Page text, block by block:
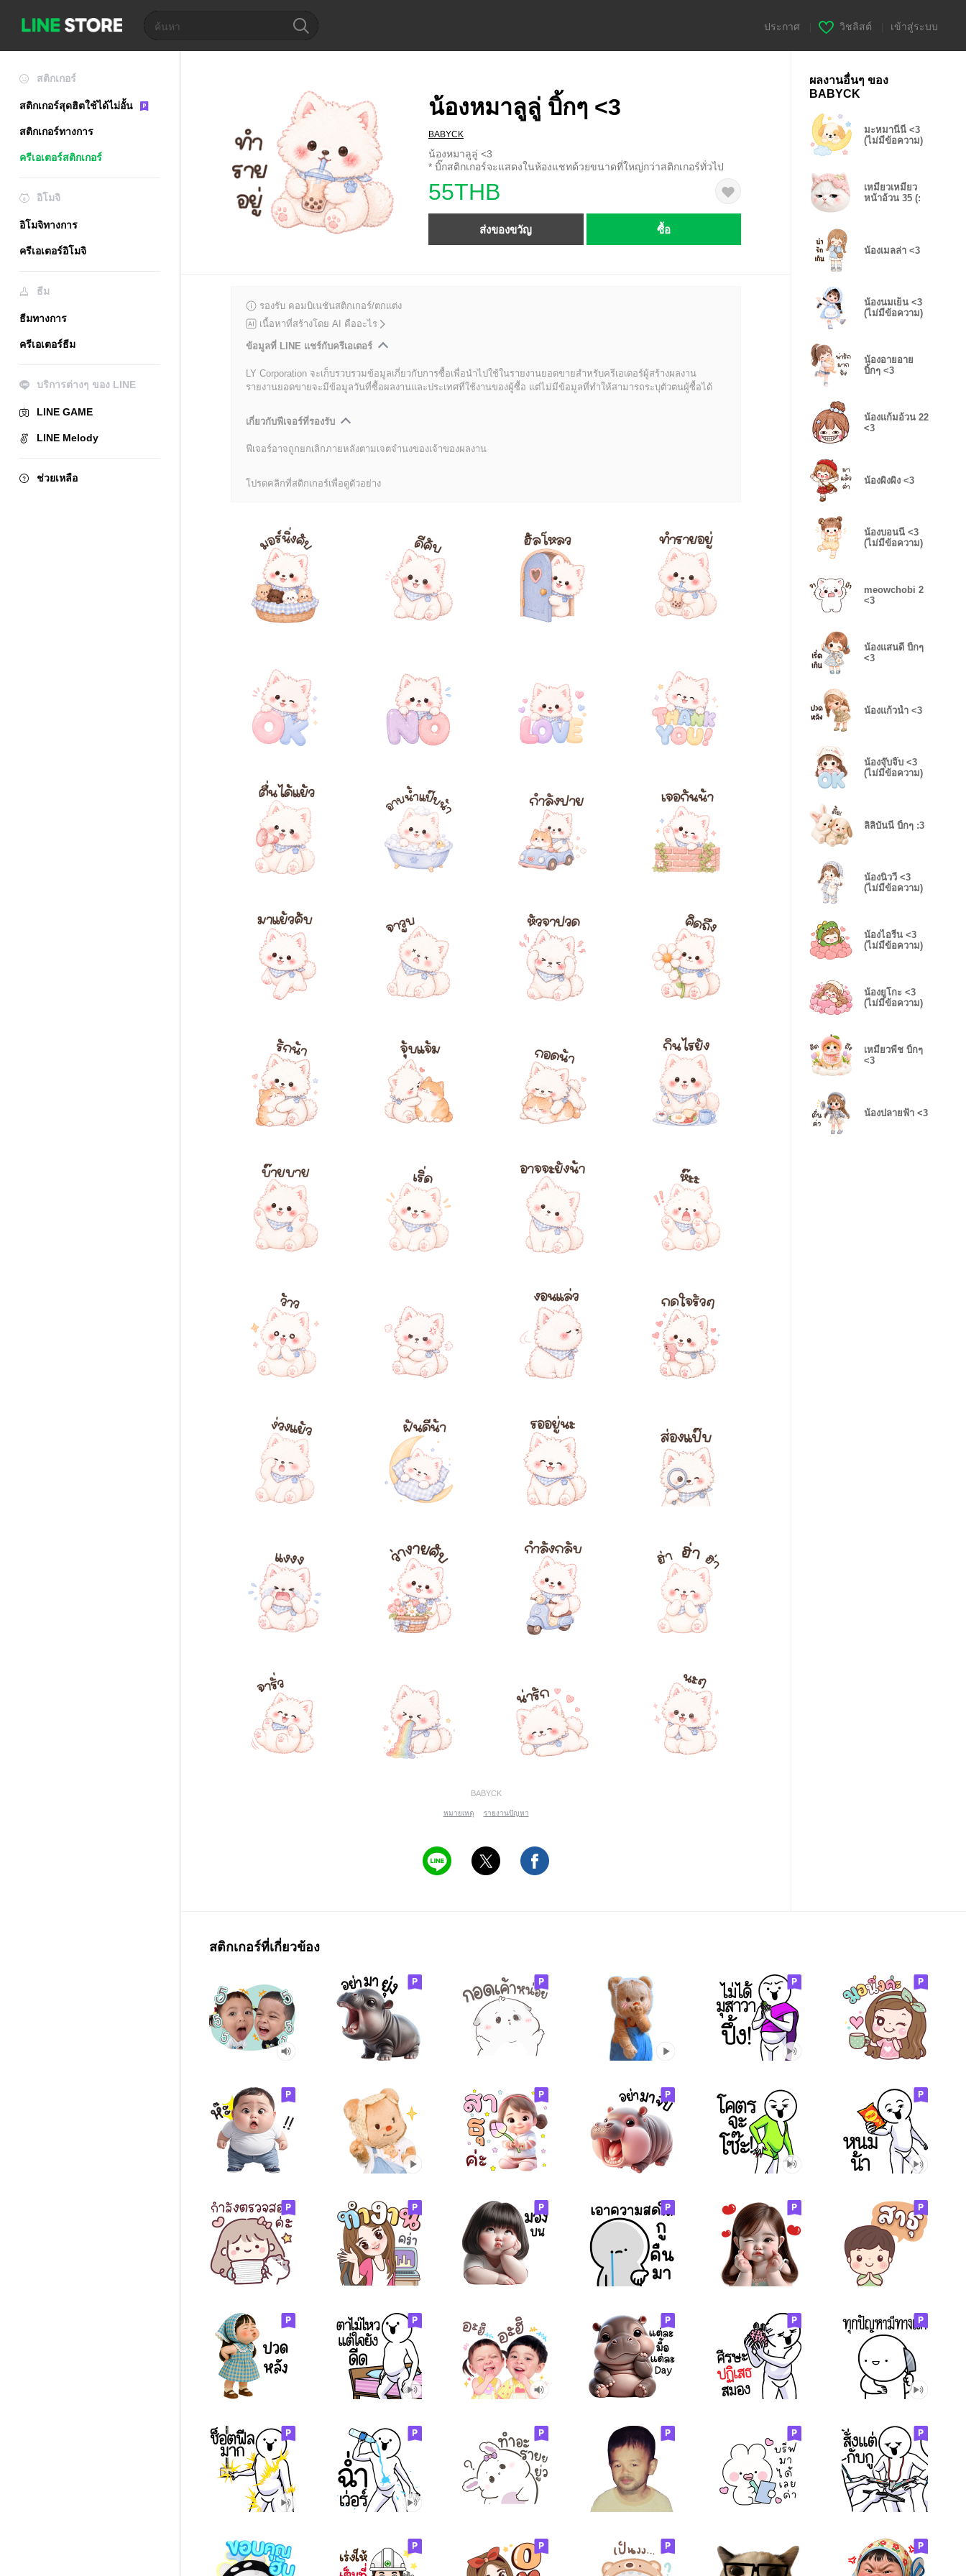
ประกาศ วิชลิสต์ เข้าสู่ระบบ
สติกเกอร์
สติกเกอร์สุดฮิตใช้ได้ไม่อั้น
สติกเกอร์ทางการ
ครีเอเตอร์สติกเกอร์
อิโมจิ
อิโมจิทางการ
ครีเอเตอร์อิโมจิ
ธีม
ธีมทางการ
ครีเอเตอร์ธีม
บริการต่างๆ ของ LINE
LINE GAME
LINE Melody
ช่วยเหลือ
น้องหมาลูลู่ บิ้กๆ <3
BABYCK
น้องหมาลูลู่ <3
* บิ๊กสติกเกอร์จะแสดงในห้องแชทด้วยขนาดที่ใหญ่กว่าสติกเกอร์ทั่วไป
55THB
ส่งของขวัญ ซื้อ
รองรับ คอมบิเนชันสติกเกอร์/ตกแต่ง
เนื้อหาที่สร้างโดย AI คืออะไร
ข้อมูลที่ LINE แชร์กับครีเอเตอร์
LY Corporation จะเก็บรวบรวมข้อมูลเกี่ยวกับการซื้อเพื่อนำไปใช้ในรายงานยอดขายสำหรับครีเอเตอร์ผู้สร้างผลงาน
รายงานยอดขายจะมีข้อมูลวันที่ซื้อผลงานและประเทศที่ใช้งานของผู้ซื้อ แต่ไม่มีข้อมูลที่ทำให้สามารถระบุตัวตนผู้ซื้อได้
เกี่ยวกับฟีเจอร์ที่รองรับ
ฟีเจอร์อาจถูกยกเลิกภายหลังตามเจตจำนงของเจ้าของผลงาน
โปรดคลิกที่สติกเกอร์เพื่อดูตัวอย่าง
BABYCK
หมายเหตุ รายงานปัญหา
ผลงานอื่นๆ ของ
BABYCK
มะหมานีนี่ <3
(ไม่มีข้อความ)
เหมียวเหมียว
หน้าอ้วน 35 (:
น้องเมลล่า <3
น้องนมเย็น <3
(ไม่มีข้อความ)
น้องอายอาย
บิ้กๆ <3
น้องแก้มอ้วน 22
<3
น้องผิงผิง <3
น้องบอนนี่ <3
(ไม่มีข้อความ)
meowchobi 2
<3
น้องแสนดี บิ้กๆ
<3
น้องแก้วน้ำ <3
น้องจุ๊บจิ๊บ <3
(ไม่มีข้อความ)
ลิลิบันนี่ บิ้กๆ :3
น้องนิววี่ <3
(ไม่มีข้อความ)
น้องไอรีน <3
(ไม่มีข้อความ)
น้องยูโกะ <3
(ไม่มีข้อความ)
เหมียวพีช บิ้กๆ
<3
น้องปลายฟ้า <3
สติกเกอร์ที่เกี่ยวข้อง